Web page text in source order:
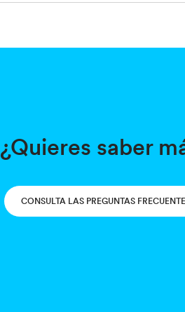
¿Quieres saber
CONSULTA LAS PREGUNTAS